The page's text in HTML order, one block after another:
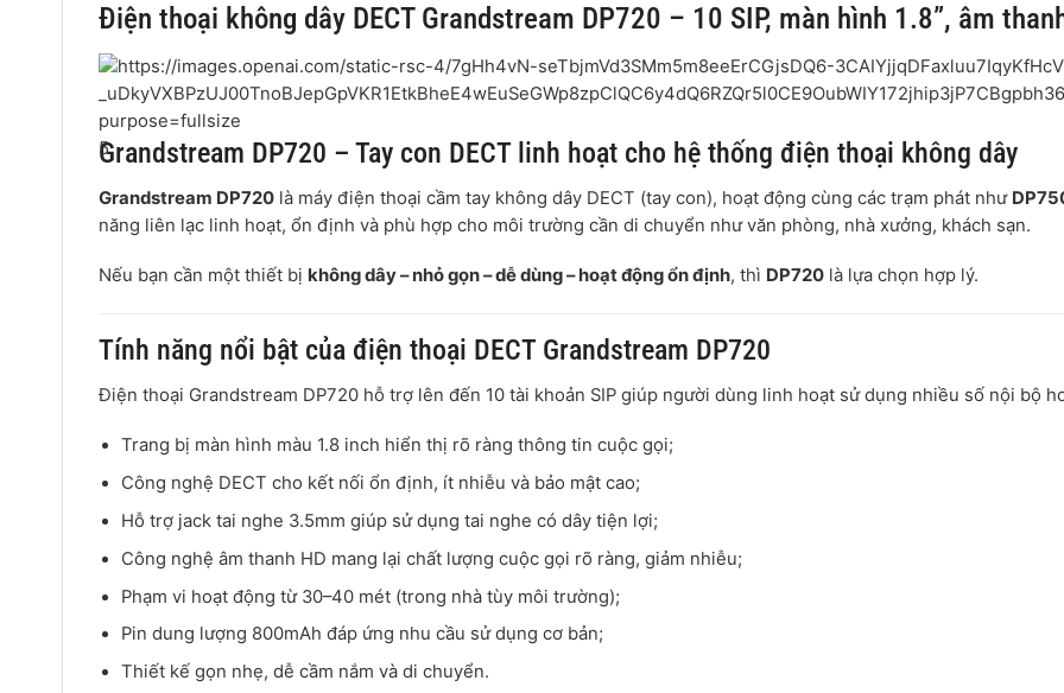
Điện thoại không dây DECT Grandstream DP720 – 10 SIP, màn hình 1.8”, âm
5
Grandstream DP720 – Tay con DECT linh hoạt cho hệ thống điện thoại không dây
Grandstream DP720 là máy điện thoại cầm tay không dây DECT (tay con), hoạt động cùng các trạm phát như
năng liên lạc linh hoạt, ổn định và phù hợp cho môi trường cần di chuyển như văn phòng, nhà xưởng, khách sạn.
Nếu bạn cần một thiết bị không dây – nhỏ gọn – dễ dùng – hoạt động ổn định, thì DP720 là lựa chọn hợp lý.
Tính năng nổi bật của điện thoại DECT Grandstream DP720
Điện thoại Grandstream DP720 hỗ trợ lên đến 10 tài khoản SIP giúp người dùng linh hoạt sử dụng nhiều số nội bộ
Trang bị màn hình màu 1.8 inch hiển thị rõ ràng thông tin cuộc gọi;
Công nghệ DECT cho kết nối ổn định, ít nhiễu và bảo mật cao;
Hỗ trợ jack tai nghe 3.5mm giúp sử dụng tai nghe có dây tiện lợi;
Công nghệ âm thanh HD mang lại chất lượng cuộc gọi rõ ràng, giảm nhiễu;
Phạm vi hoạt động từ 30–40 mét (trong nhà tùy môi trường);
Pin dung lượng 800mAh đáp ứng nhu cầu sử dụng cơ bản;
Thiết kế gọn nhẹ, dễ cầm nắm và di chuyển.